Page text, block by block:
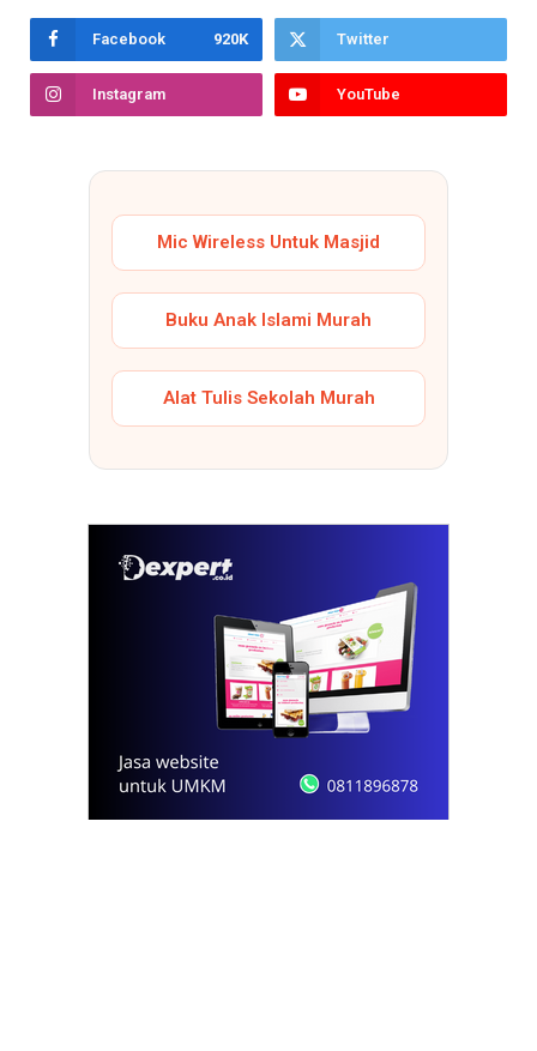
Facebook 920K Twitter
Instagram YouTube
Mic Wireless Untuk Masjid
Buku Anak Islami Murah
Alat Tulis Sekolah Murah